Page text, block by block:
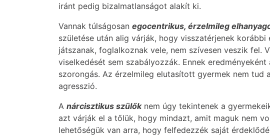
iránt pedig bizalmatlanságot alakít ki.
Vannak túlságosan egocentrikus, érzelmileg
születése után alig várják, hogy visszatérjenek
játszanak, foglalkoznak vele, nem szívesen veszik
viselkedését sem szabályozzák. Ennek
szorongás. Az érzelmileg elutasított gyermek nem tud
agresszió.
A nárcisztikus szülőknem úgy tekintenek a
azt várják el a tőlük, hogy mindazt, amit maguk nem
lehetőségük van arra, hogy felfedezzék saját